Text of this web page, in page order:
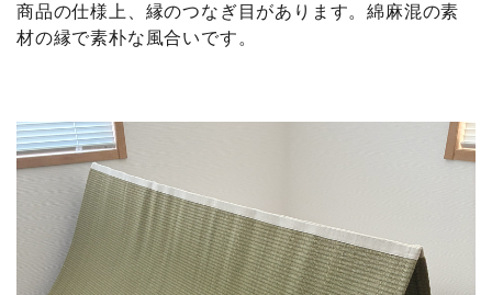
商品の仕様上、縁のつなぎ目があります。綿麻混の素
材の縁で素朴な風合いです。